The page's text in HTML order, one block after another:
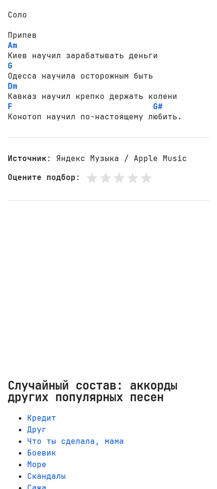
Соло
Am
G
Dm
F
G#
Конотоп научил по-настоящему любить.
Источник: Яндекс Музыка / Apple Music
Оцените подбор:
Случайный состав: аккорды
других популярных песен
Кредит
Друг
Что ты сделала, мама
Боевик
Море
Скандалы